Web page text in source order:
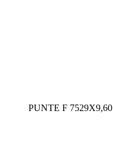
PUNTE F 7529X9,60